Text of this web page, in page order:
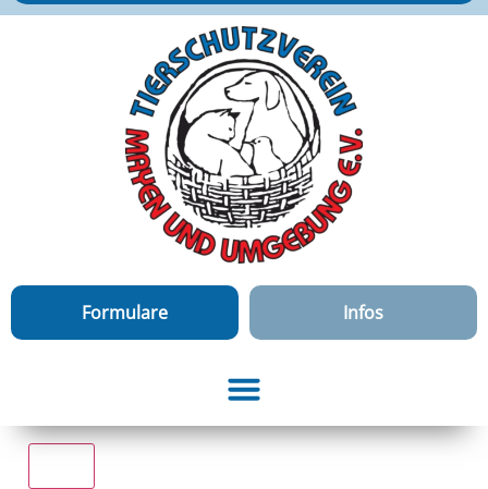
Formulare Infos